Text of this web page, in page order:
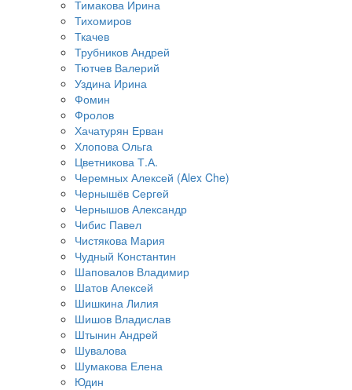
Тимакова Ирина
Тихомиров
Ткачев
Трубников Андрей
Тютчев Валерий
Уздина Ирина
Фомин
Фролов
Хачатурян Ерван
Хлопова Ольга
Цветникова Т.А.
Черемных Алексей (Alex Che)
Чернышёв Сергей
Чернышов Александр
Чибис Павел
Чистякова Мария
Чудный Константин
Шаповалов Владимир
Шатов Алексей
Шишкина Лилия
Шишов Владислав
Штынин Андрей
Шувалова
Шумакова Елена
Юдин